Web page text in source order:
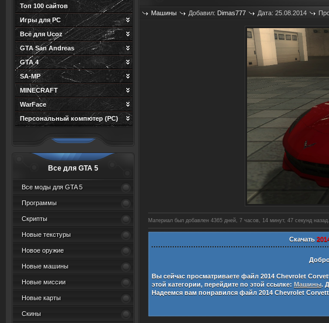
Топ 100 сайтов
Игры для PC
Всё для Ucoz
GTA San Andreas
GTA 4
SA-MP
MINECRAFT
WarFace
Персональный компютер (PC)
Все для GTA 5
Все моды для GTA 5
Программы
Скрипты
Новые текстуры
Новое оружие
Новые машины
Новые миссии
Новые карты
Скины
Машины Добавил: Dimas777 Дата: 25.08.2014
Материал был добавлен 4365 дней, 7 часов, 14 минут, 48 секунд назад.
Скачать
Вы сейчас просматриваете файл 2014 Chevrolet
этой категории, перейдите по этой ссылке: Машины.
Надеемся вам понравился файл 2014 Chevrolet